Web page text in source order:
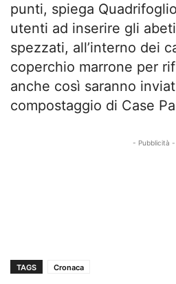
punti, spiega
utenti ad inserire gli
spezzati, all’interno dei
coperchio marrone per
anche così saranno
compostaggio di Case
- Pubblicità -
TAGS Cronaca